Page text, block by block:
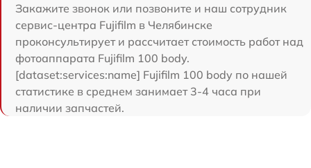
Закажите звонок или позвоните и наш сотрудник
сервис-центра Fujifilm в Челябинске
проконсультирует и рассчитает стоимость работ над
фотоаппарата Fujifilm 100 body.
[dataset:services:name] Fujifilm 100 body по нашей
статистике в среднем занимает 3-4 часа при
наличии запчастей.